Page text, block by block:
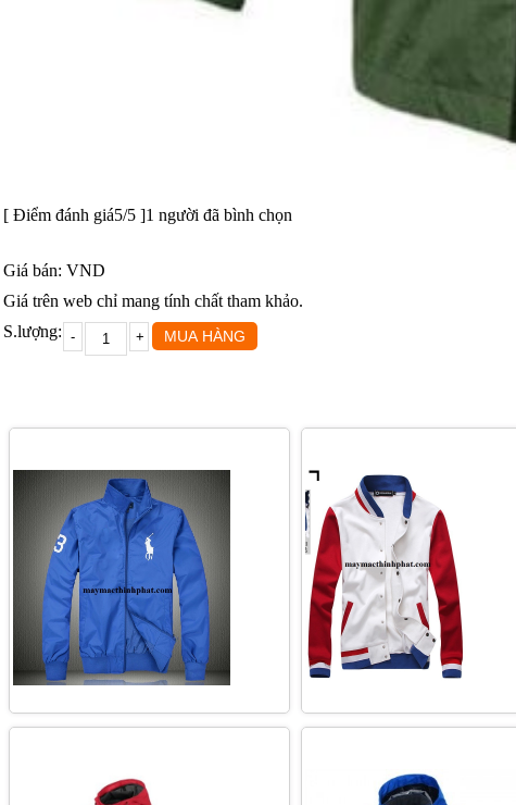
[ Điểm đánh giá5/5 ]1 người đã bình chọn
Giá bán: VND
Giá trên web chỉ mang tính chất tham khảo.
S.lượng:
NỮ TRANG
KHOÁC GIÁ RẺ TRANG